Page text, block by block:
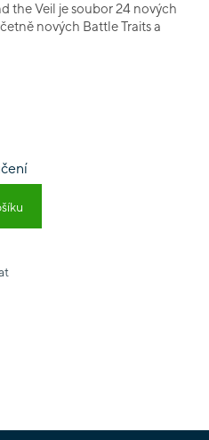
the Veil je soubor 24 nových
nových Battle Traits a